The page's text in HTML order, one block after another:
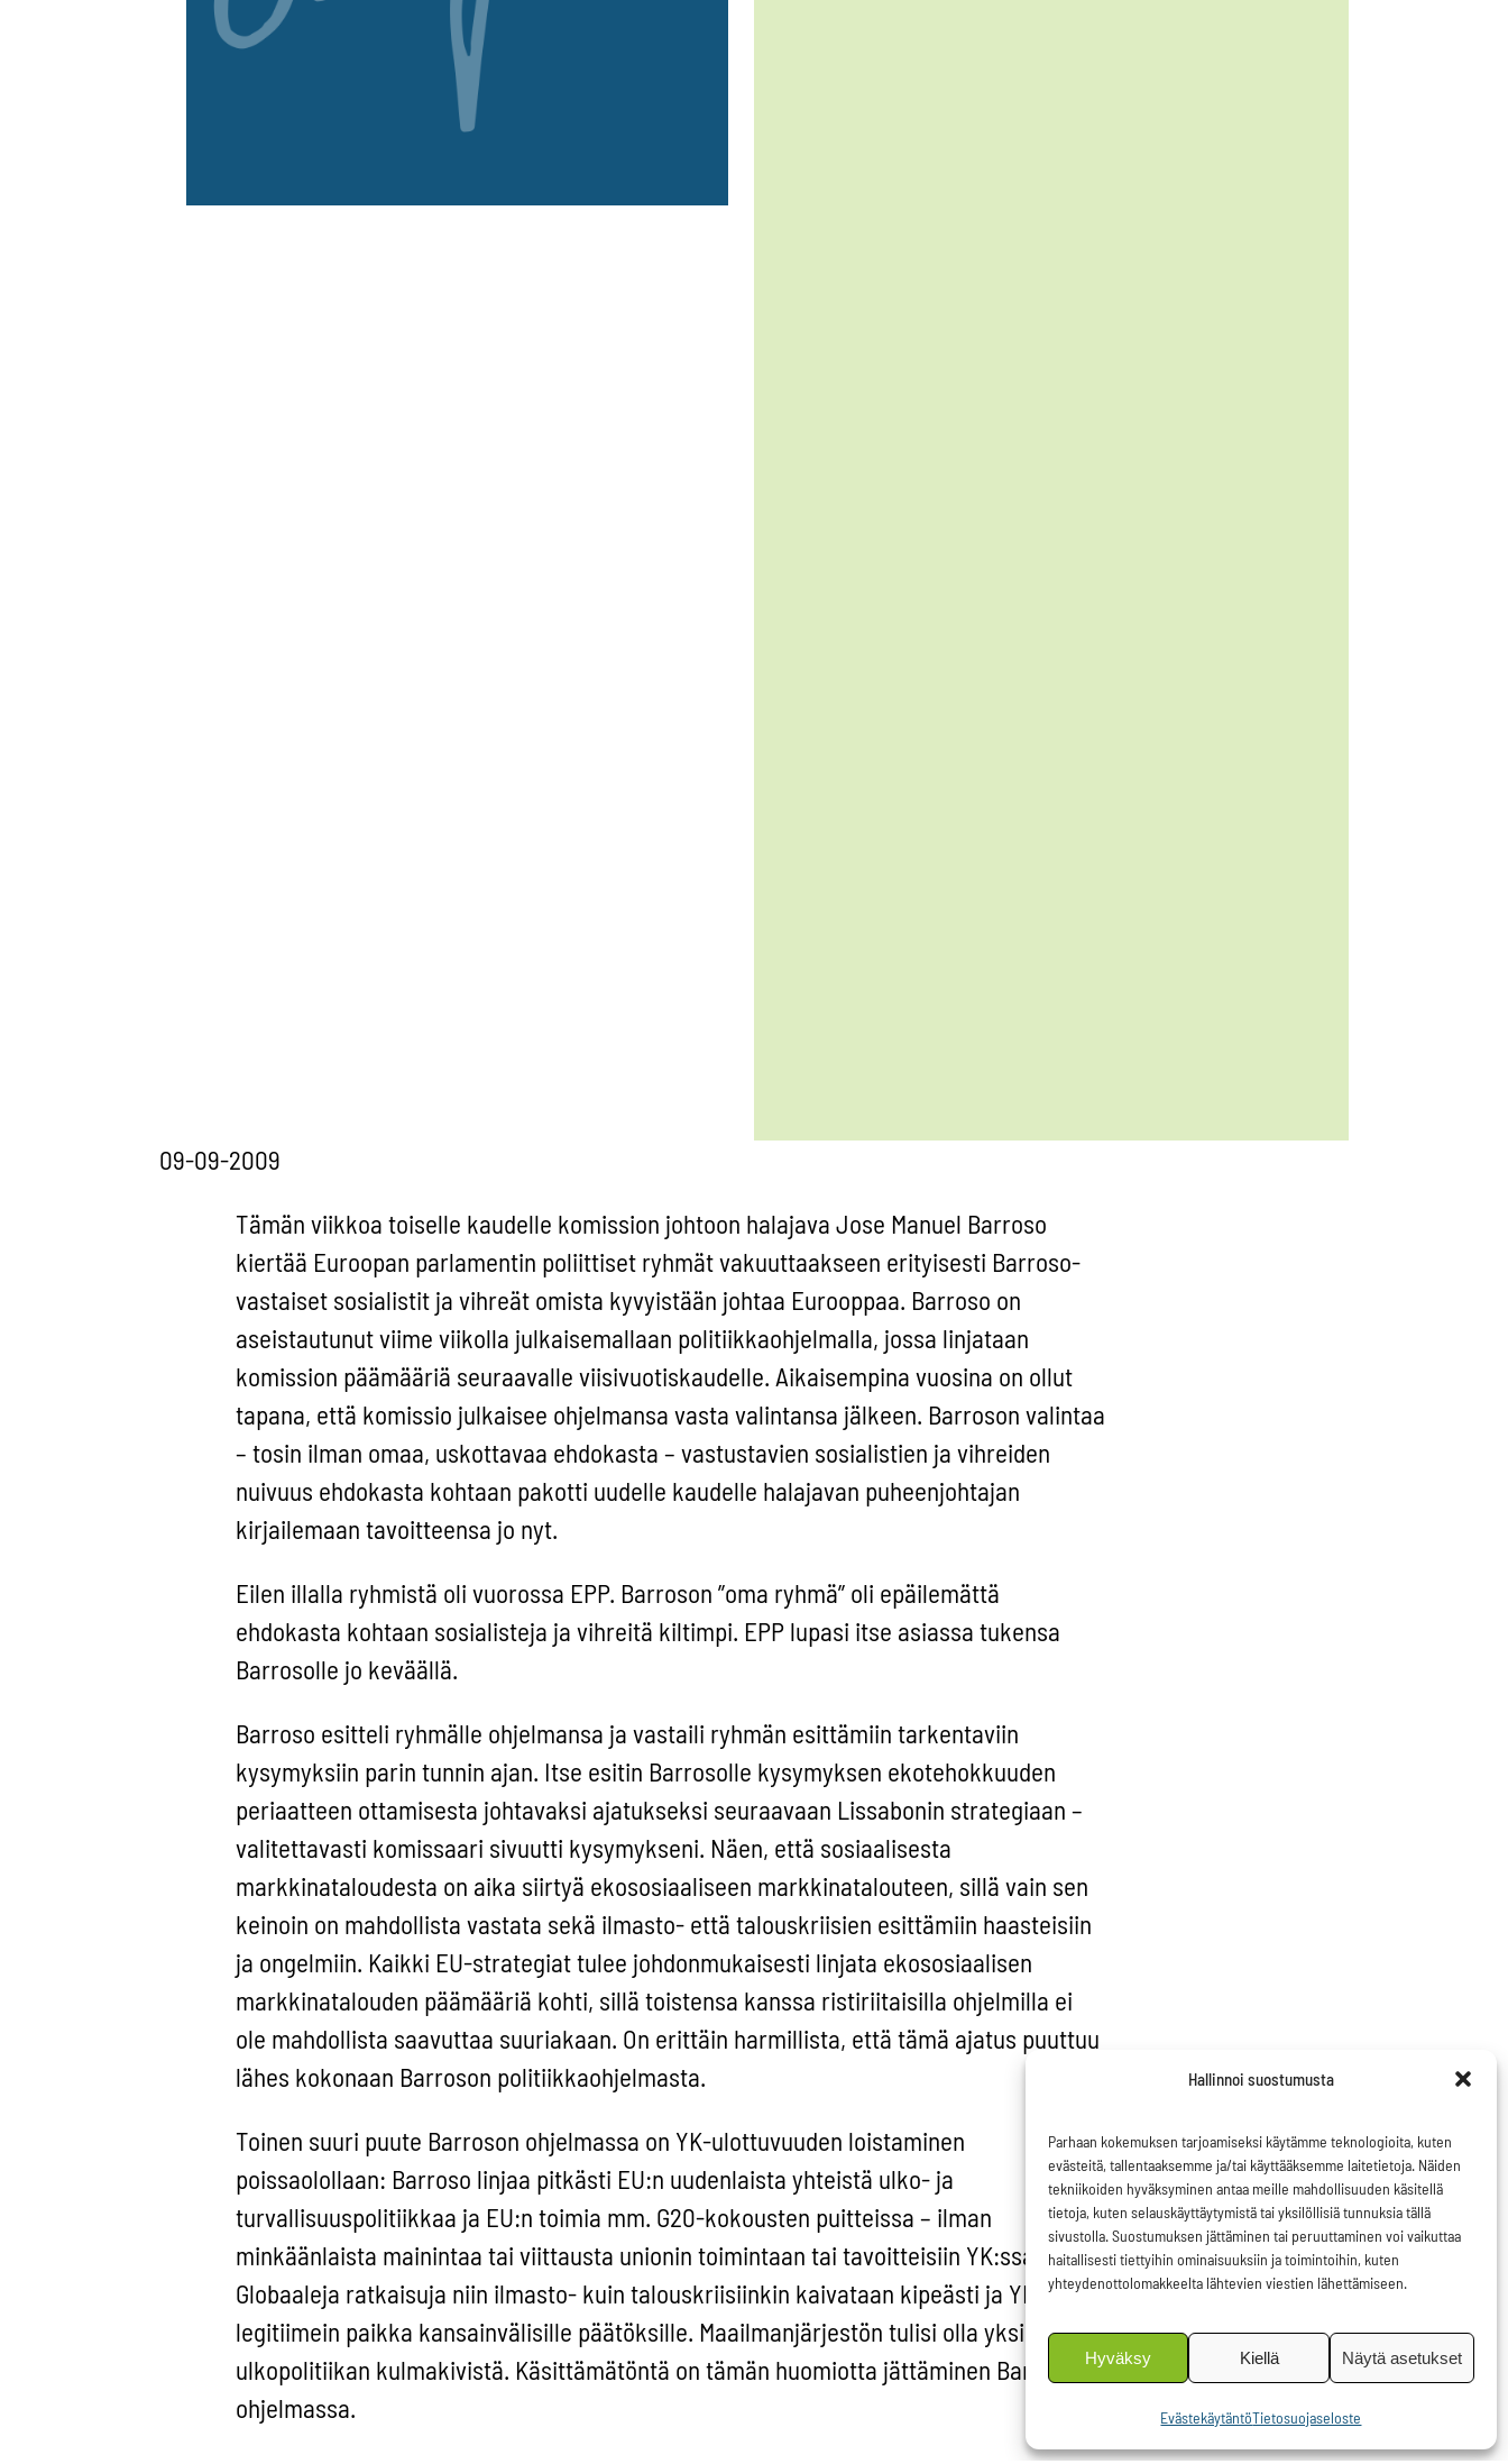
Hallinnoi suostumusta
Parhaan kokemuksen tarjoamiseksi käytämme teknologioita, kuten
evästeitä, tallentaaksemme ja/tai käyttääksemme laitetietoja. Näiden
tekniikoiden hyväksyminen antaa meille mahdollisuuden käsitellä
tietoja, kuten selauskäyttäytymistä tai yksilöllisiä tunnuksia tällä
sivustolla. Suostumuksen jättäminen tai peruuttaminen voi vaikuttaa
haitallisesti tiettyihin ominaisuuksiin ja toimintoihin, kuten
yhteydenottolomakkeelta lähtevien viestien lähettämiseen.
Hyväksy Kiellä Näytä asetukset
EvästekäytäntöTietosuojaseloste
09-09-2009
Tämän viikkoa toiselle kaudelle komission johtoon halajava Jose Manuel Barroso
kiertää Euroopan parlamentin poliittiset ryhmät vakuuttaakseen erityisesti Barroso-
vastaiset sosialistit ja vihreät omista kyvyistään johtaa Eurooppaa. Barroso on
aseistautunut viime viikolla julkaisemallaan politiikkaohjelmalla, jossa linjataan
komission päämääriä seuraavalle viisivuotiskaudelle. Aikaisempina vuosina on ollut
tapana, että komissio julkaisee ohjelmansa vasta valintansa jälkeen. Barroson valintaa
– tosin ilman omaa, uskottavaa ehdokasta – vastustavien sosialistien ja vihreiden
nuivuus ehdokasta kohtaan pakotti uudelle kaudelle halajavan puheenjohtajan
kirjailemaan tavoitteensa jo nyt.
Eilen illalla ryhmistä oli vuorossa EPP. Barroson ”oma ryhmä” oli epäilemättä
ehdokasta kohtaan sosialisteja ja vihreitä kiltimpi. EPP lupasi itse asiassa tukensa
Barrosolle jo keväällä.
Barroso esitteli ryhmälle ohjelmansa ja vastaili ryhmän esittämiin tarkentaviin
kysymyksiin parin tunnin ajan. Itse esitin Barrosolle kysymyksen ekotehokkuuden
periaatteen ottamisesta johtavaksi ajatukseksi seuraavaan Lissabonin strategiaan –
valitettavasti komissaari sivuutti kysymykseni. Näen, että sosiaalisesta
markkinataloudesta on aika siirtyä ekososiaaliseen markkinatalouteen, sillä vain sen
keinoin on mahdollista vastata sekä ilmasto- että talouskriisien esittämiin haasteisiin
ja ongelmiin. Kaikki EU-strategiat tulee johdonmukaisesti linjata ekososiaalisen
markkinatalouden päämääriä kohti, sillä toistensa kanssa ristiriitaisilla ohjelmilla ei
ole mahdollista saavuttaa suuriakaan. On erittäin harmillista, että tämä ajatus puuttuu
lähes kokonaan Barroson politiikkaohjelmasta.
Toinen suuri puute Barroson ohjelmassa on YK-ulottuvuuden loistaminen
poissaolollaan: Barroso linjaa pitkästi EU:n uudenlaista yhteistä ulko- ja
turvallisuuspolitiikkaa ja EU:n toimia mm. G20-kokousten puitteissa – ilman
minkäänlaista mainintaa tai viittausta unionin toimintaan tai tavoitteisiin YK:ssa.
Globaaleja ratkaisuja niin ilmasto- kuin talouskriisiinkin kaivataan kipeästi ja YK on
legitiimein paikka kansainvälisille päätöksille. Maailmanjärjestön tulisi olla yksi EU:n
ulkopolitiikan kulmakivistä. Käsittämätöntä on tämän huomiotta jättäminen Barroson
ohjelmassa.